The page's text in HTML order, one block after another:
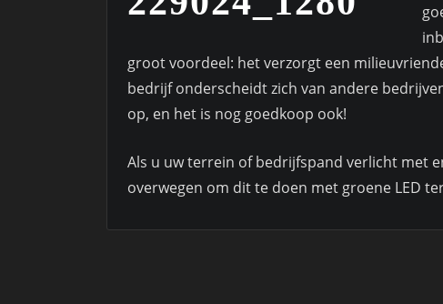
groot voordeel: het verzorgt een
bedrijf onderscheidt zich van andere
op, en het is nog goedkoop ook!
Als u uw terrein of bedrijfspand verlicht met
overwegen om dit te doen met groene LED